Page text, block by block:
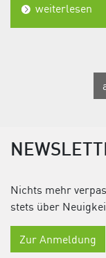
weiterlesen
Nichts mehr
stets über
Zur Anmeldung